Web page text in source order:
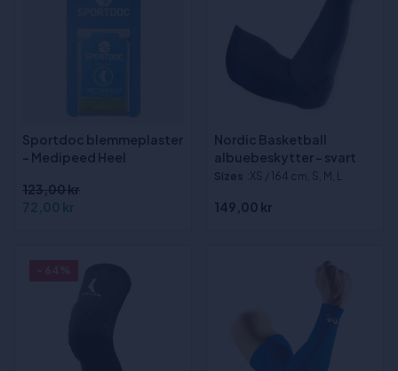
Sportdoc blemmeplaster
- Medipeed Heel
123,00 kr
72,00 kr
Nordic Basketball
albuebeskytter - svart
Sizes :XS / 164 cm, S, M, L
149,00 kr